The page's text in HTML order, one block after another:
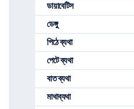
ডায়াবেটিস
ডেঙ্গু
পিঠে ব্যথা
পেটে ব্যথা
বাত ব্যথা
মাথাব্যথা